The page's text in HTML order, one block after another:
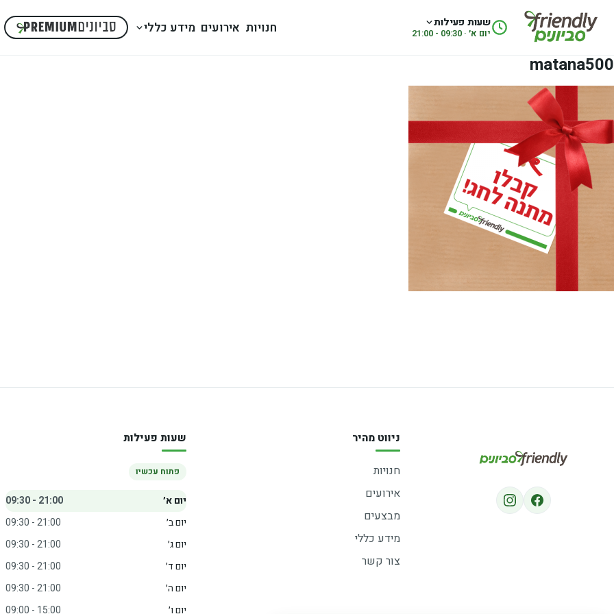
שעות פעילות
יום א׳ · 09:30 - 21:00 חנויות אירועים מידע כללי
matana500
ניווט מהיר
חנויות
אירועים
מבצעים
מידע כללי
צור קשר
שעות פעילות
פתוח עכשיו
יום א׳
09:30 - 21:00
יום ב׳
09:30 - 21:00
יום ג׳
09:30 - 21:00
יום ד׳
09:30 - 21:00
יום ה׳
09:30 - 21:00
יום ו׳
09:00 - 15:00